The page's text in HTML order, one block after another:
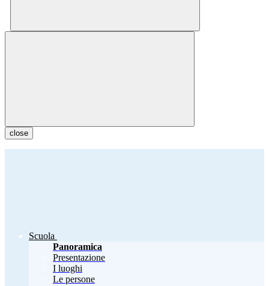
close
Scuola
Panoramica
Presentazione
I luoghi
Le persone